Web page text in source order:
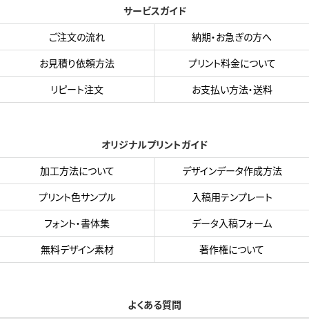
サービスガイド
ご注文の流れ
納期・お急ぎの方へ
お見積り依頼方法
プリント料金について
リピート注文
お支払い方法・送料
オリジナルプリントガイド
加工方法について
デザインデータ作成方法
プリント色サンプル
入稿用テンプレート
フォント・書体集
データ入稿フォーム
無料デザイン素材
著作権について
よくある質問